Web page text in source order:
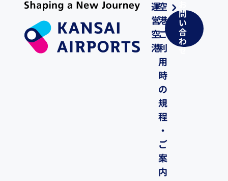
運
営
空
港
空
港
ご
利
用
時
の
規
程
・
ご
案
内
問
い
合
わ
せ